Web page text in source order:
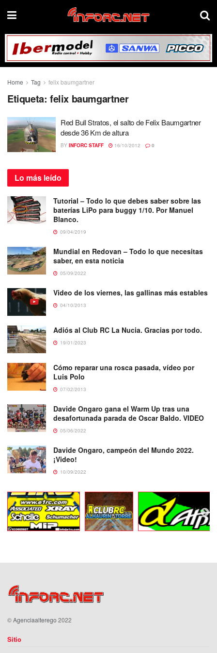
Home Tag felix baumgartner
Etiqueta: felix baumgartner
Red Bull Stratos, el salto de Felix Baumgartner
desde 36 Km de altura
BY INFORC STAFF 16/10/2012 0
Lo más leído
Tutorial – Todo lo que debes saber sobre las
baterías LiPo para buggy 1/10. Por Manuel
Blanco.
09/04/2019
Mundial en Redovan – Todo lo que necesitas
saber, en esta noticia
05/09/2022
Video de los viernes, las gallinas más estables
04/10/2013
Adiós al Club RC La Nucia. Gracias por todo.
19/01/2023
Cómo reparar una rosca pasada, vídeo por
Luis Polo
07/02/2013
Davide Ongaro gana el Warm Up tras una
desafortunada parada de Oscar Baldo. VIDEO
05/06/2022
Davide Ongaro, campeón del Mundo 2022.
¡Video!
10/09/2022
©Agenciaalterego 2022
Sitio